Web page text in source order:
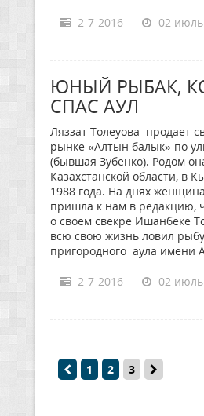
2-7-2016 02 июль
ЮНЫЙ РЫБАК,
СПАС АУЛ
Ляззат Толеуова продает
рынке «Алтын балык» по
(бывшая Зубенко). Родом
Казахстанской области, в
1988 года. На днях
пришла к нам в редакцию,
о своем свекре Ишанбеке
всю свою жизнь ловил рыбу
пригородного аула имени
2-7-2016 02 июль
1 2 3